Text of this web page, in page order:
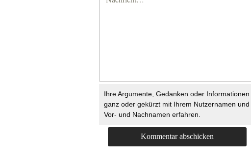
Ihre Argumente, Gedanken oder
ganz oder gekürzt mit Ihrem Nutzernamen
Vor- und Nachnamen erfahren.